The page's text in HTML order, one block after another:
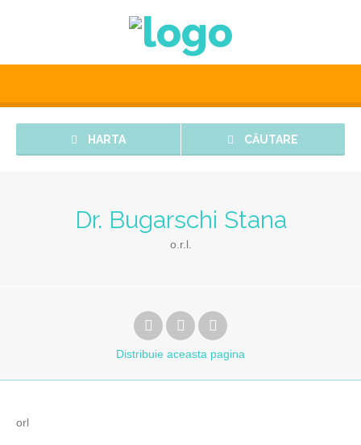
HARTA CĂUTARE
Dr. Bugarschi Stana
o.r.l.
Distribuie aceasta pagina
orl